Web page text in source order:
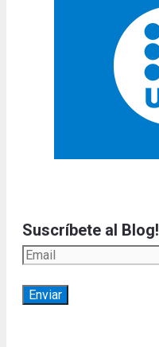
Suscríbete al Blog!